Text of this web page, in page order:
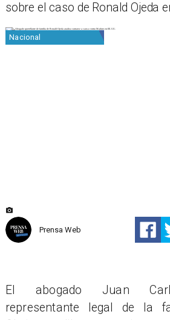
sobre el caso de Ronald Ojeda
Nacional
Prensa Web
El abogado Juan
representante legal de la